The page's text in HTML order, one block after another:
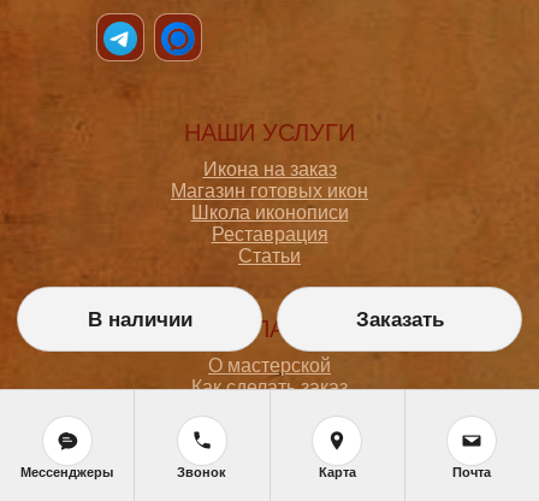
НАШИ УСЛУГИ
Икона на заказ
Магазин готовых икон
Школа иконописи
Реставрация
Статьи
ПОКУПАТЕЛЮ
О мастерской
Как сделать заказ
Политика конфиденциальности
Согласие на обработку персональных данных
Политика обработки персональных данных
В наличии Заказать
Мессенджеры Звонок Карта Почта